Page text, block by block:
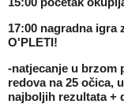
17:00 nagradna igra
O'PLETI!
-natjecanje u brzom
redova na 25 očica,
najboljih rezultata +